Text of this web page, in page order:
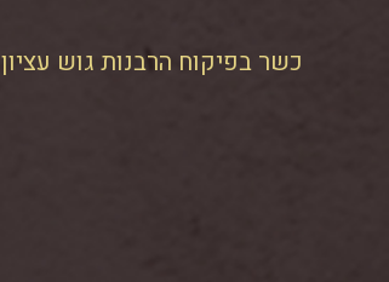
כשר בפיקוח הרבנות גוש עציון